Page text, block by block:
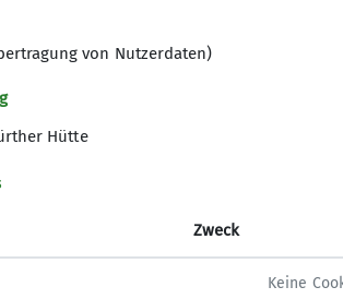
von Nutzerdaten)
Hütte
Zweck
Keine